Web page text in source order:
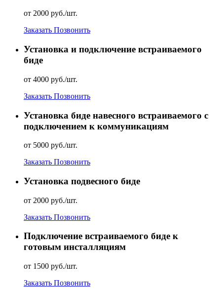
от 2000 руб./шт.
Заказать Позвонить
Установка и подключение встраиваемого
биде
от 4000 руб./шт.
Заказать Позвонить
Установка биде навесного встраиваемого с
подключением к коммуникациям
от 5000 руб./шт.
Заказать Позвонить
Установка подвесного биде
от 2000 руб./шт.
Заказать Позвонить
Подключение встраиваемого биде к
готовым инсталляциям
от 1500 руб./шт.
Заказать Позвонить